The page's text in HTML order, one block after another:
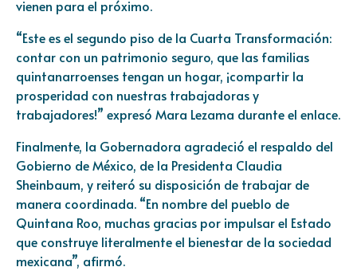
vienen para el próximo.
“Este es el segundo piso de la Cuarta Transformación:
contar con un patrimonio seguro, que las familias
quintanarroenses tengan un hogar, ¡compartir la
prosperidad con nuestras trabajadoras y
trabajadores!” expresó Mara Lezama durante el enlace.
Finalmente, la Gobernadora agradeció el respaldo del
Gobierno de México, de la Presidenta Claudia
Sheinbaum, y reiteró su disposición de trabajar de
manera coordinada. “En nombre del pueblo de
Quintana Roo, muchas gracias por impulsar el Estado
que construye literalmente el bienestar de la sociedad
mexicana”, afirmó.